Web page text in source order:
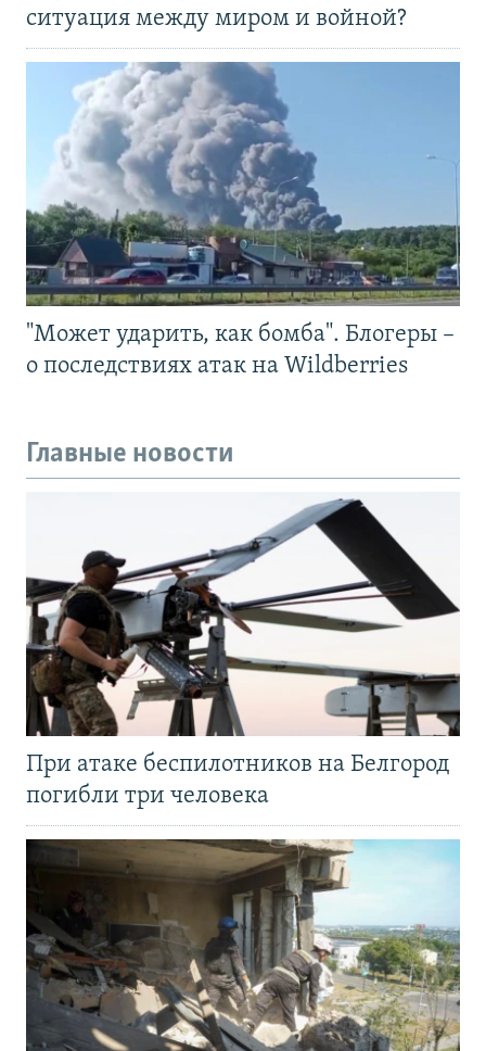
ситуация между миром и войной?
"Может ударить, как бомба". Блогеры –
о последствиях атак на Wildberries
Главные новости
При атаке беспилотников на Белгород
погибли три человека